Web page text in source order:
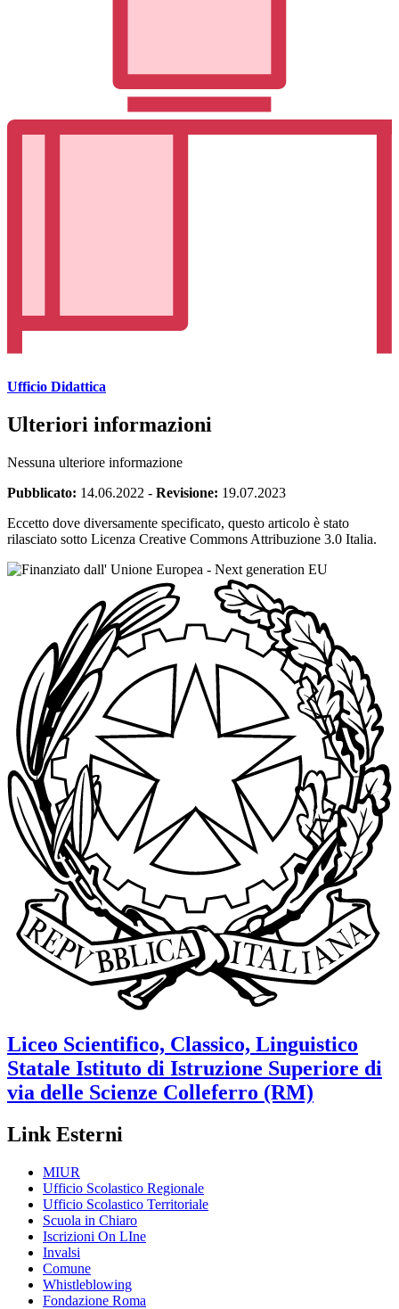
Ufficio Didattica
Ulteriori informazioni
Nessuna ulteriore informazione
Pubblicato: 14.06.2022 - Revisione: 19.07.2023
Eccetto dove diversamente specificato, questo articolo è stato
rilasciato sotto Licenza Creative Commons Attribuzione 3.0 Italia.
Liceo Scientifico, Classico, Linguistico
Statale Istituto di Istruzione Superiore di
via delle Scienze Colleferro (RM)
Link Esterni
MIUR
Ufficio Scolastico Regionale
Ufficio Scolastico Territoriale
Scuola in Chiaro
Iscrizioni On LIne
Invalsi
Comune
Whistleblowing
Fondazione Roma